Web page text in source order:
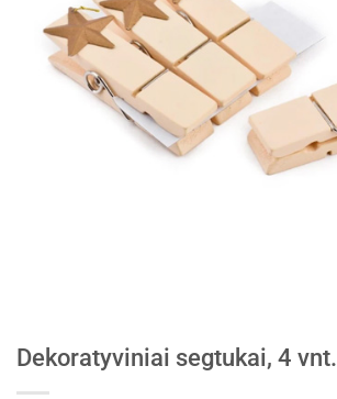
Dekoratyviniai segtukai, 4 vnt.